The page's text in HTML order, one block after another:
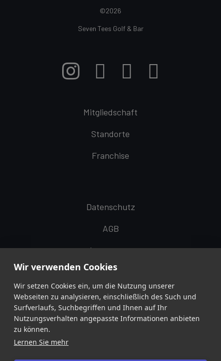
©2026
Seven Tees Golf & Bar
Mitgliedschaft
Standorte
Franchise
Datenschutz
AGB
Impressum
Seven Tees App
Wir verwenden Cookies
Wir setzen Cookies ein, um die Nutzung unserer
Webseiten zu analysieren, einschließlich des Such und
Surfverlaufs, Suchbegriffen und Ihnen auf Ihr
Nutzungsverhalten angepasste Informationen anbieten
zu können.
Lernen Sie mehr